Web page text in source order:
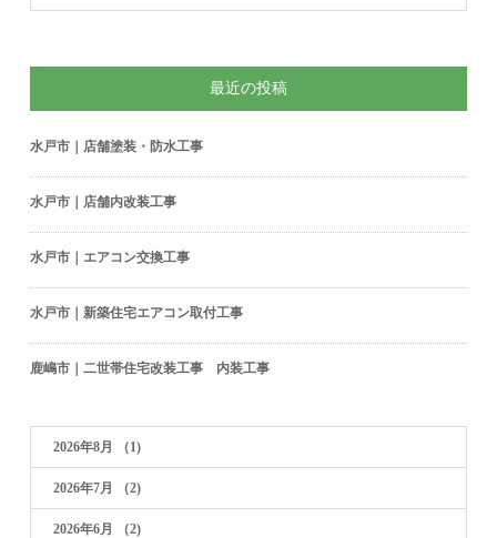
最近の投稿
水戸市｜店舗塗装・防水工事
水戸市｜店舗内改装工事
水戸市｜エアコン交換工事
水戸市｜新築住宅エアコン取付工事
鹿嶋市｜二世帯住宅改装工事 内装工事
2026年8月 （1)
2026年7月 （2)
2026年6月 （2)